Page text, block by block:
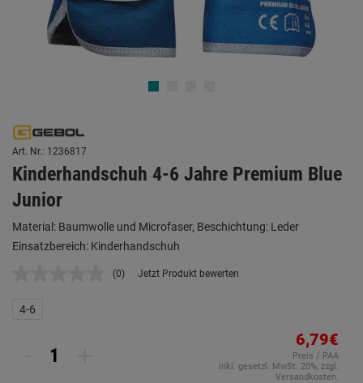
Art. Nr.: 1236817
Kinderhandschuh 4-6 Jahre Premium Blue
Junior
Material: Baumwolle und Microfaser, Beschichtung: Leder
Einsatzbereich: Kinderhandschuh
Kein
(0) Jetzt Produkt bewerten
4-6
6,79€
Preis / PAA
inkl. gesetzl. MwSt. 20%, zzgl.
Versandkosten.